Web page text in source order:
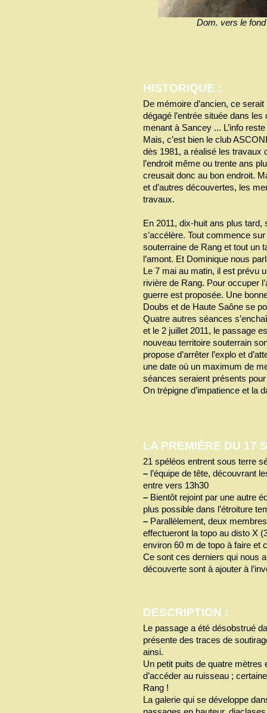
Dom. vers le
HISTORIQUE :
De mémoire d’ancien, ce
dégagé l’entrée située dans
menant à Sancey ... L’info
Mais, c’est bien le club
dès 1981, a réalisé les travaux
l’endroit même ou trente ans
creusait donc au bon endroit.
et d’autres découvertes, les
travaux.
En 2011, dix-huit ans plus tard,
s’accélère. Tout commence
souterraine de Rang et tout un
l’amont. Et Dominique nous
Le 7 mai au matin, il est prévu
rivière de Rang. Pour occuper
guerre est proposée. Une
Doubs et de Haute Saône se
Quatre autres séances
et le 2 juillet 2011, le passage
nouveau territoire souterrain
propose d’arrêter l’explo et
une date où un maximum de
séances seraient présents
On trépigne d’impatience et la
LA PREMIÈRE DU 17
21 spéléos entrent sous terre
– l’équipe de tête, découvrant
entre vers 13h30
– Bientôt rejoint par une autre
plus possible dans l’étroiture
– Parallèlement, deux
effectueront la topo au disto X
environ 60 m de topo à faire et
Ce sont ces derniers qui nous
découverte sont à ajouter à
DESCRIPTION :
Le passage a été désobstrué
présente des traces de
ainsi.
Un petit puits de quatre
d’accéder au ruisseau ;
Rang !
La galerie qui se développe